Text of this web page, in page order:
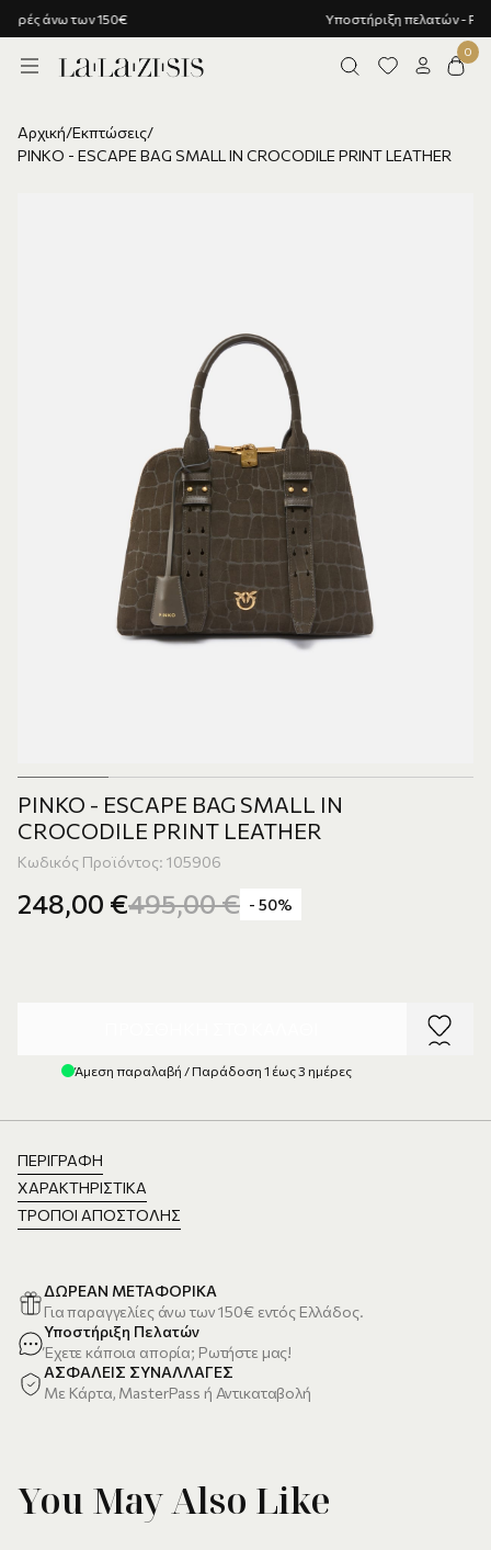
Υποστήριξη πελατών - Ρωτήστε μας!
Αρχική/Εκπτώσεις/
PINKO - ESCAPE BAG SMALL IN CROCODILE PRINT LEATHER
PINKO - ESCAPE BAG SMALL IN
CROCODILE PRINT LEATHER
Κωδικός Προϊόντος: 105906
495,00€
248,00 € - 50%
Άμεση παραλαβή / Παράδοση 1 έως 3 ημέρες
ΠΕΡΙΓΡΑΦΉ
ΧΑΡΑΚΤΗΡΙΣΤΙΚΆ
ΤΡΌΠΟΙ ΑΠΟΣΤΟΛΉΣ
ΔΩΡΕΑΝ ΜΕΤΑΦΟΡΙΚΑ
Για παραγγελίες άνω των 150€ εντός Ελλάδος.
Υποστήριξη Πελατών
Έχετε κάποια απορία; Ρωτήστε μας!
ΑΣΦΑΛΕΙΣ ΣΥΝΑΛΛΑΓΕΣ
Με Κάρτα, MasterPass ή Αντικαταβολή
You May Also Like